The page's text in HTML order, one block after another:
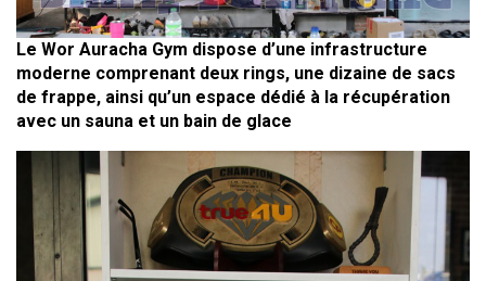
Le Wor Auracha Gym dispose d’une infrastructure
moderne comprenant deux rings, une dizaine de sacs
de frappe, ainsi qu’un espace dédié à la récupération
avec un sauna et un bain de glace